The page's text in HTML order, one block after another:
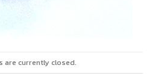
are currently closed.